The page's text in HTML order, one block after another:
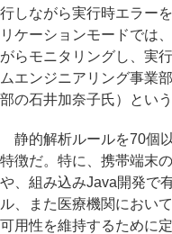
行しながら実行時エラー
リケーションモードでは
がらモニタリングし、実
ムエンジニアリング事業
部の石井加奈子氏）という
静的解析ルールを70個
特徴だ。特に、携帯端末
や、組み込みJava開発で
ル、また医療機関におい
可用性を維持するために